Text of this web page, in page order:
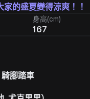
的盛夏變得涼爽！！
身高(cm)
167
腳踏車